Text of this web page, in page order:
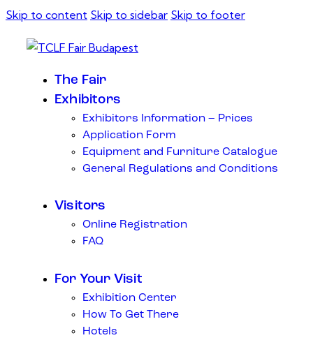
Skip to content Skip to sidebar Skip to footer
The Fair
Exhibitors
Exhibitors Information – Prices
Application Form
Equipment and Furniture Catalogue
General Regulations and Conditions
Visitors
Online Registration
FAQ
For Your Visit
Exhibition Center
How To Get There
Hotels